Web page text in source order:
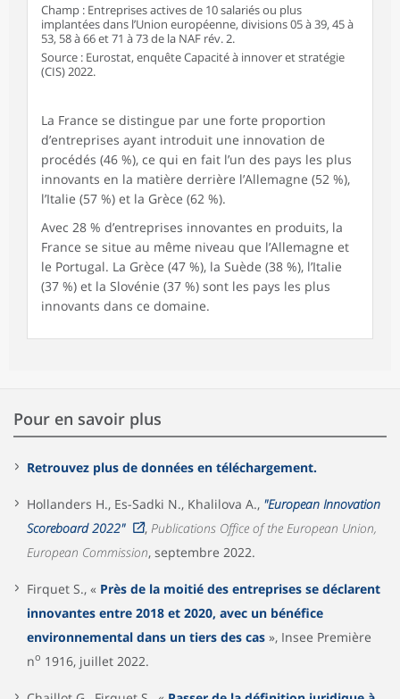
Champ : Entreprises actives de 10 salariés ou plus
implantées dans l’Union européenne, divisions 05 à 39, 45 à
53, 58 à 66 et 71 à 73 de la NAF rév. 2.
Source : Eurostat, enquête Capacité à innover et stratégie
(CIS) 2022.
La France se distingue par une forte proportion
d’entreprises ayant introduit une innovation de
procédés (46 %), ce qui en fait l’un des pays les plus
innovants en la matière derrière l’Allemagne (52 %),
l’Italie (57 %) et la Grèce (62 %).
Avec 28 % d’entreprises innovantes en produits, la
France se situe au même niveau que l’Allemagne et
le Portugal. La Grèce (47 %), la Suède (38 %), l’Italie
(37 %) et la Slovénie (37 %) sont les pays les plus
innovants dans ce domaine.
Pour en savoir plus
Retrouvez plus de données en téléchargement.
Hollanders H., Es-Sadki N., Khalilova A., "European Innovation
Scoreboard 2022"
, Publications Office of the European Union,
European Commission, septembre 2022.
Firquet S., « Près de la moitié des entreprises se déclarent
innovantes entre 2018 et 2020, avec un bénéfice
environnemental dans un tiers des cas », Insee Première
no 1916, juillet 2022.